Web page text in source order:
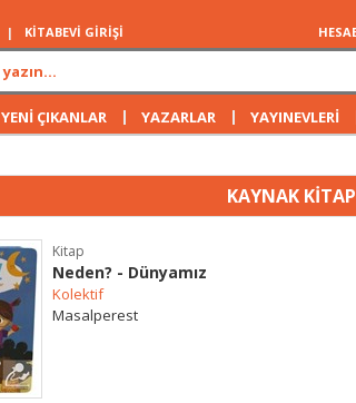
| KİTABEVİ GİRİŞİ
YENİ ÇIKANLAR | YAZARLAR | YAYINEVLERİ
KAYNAK
Kitap
Neden? - Dünyamız
Kolektif
Masalperest